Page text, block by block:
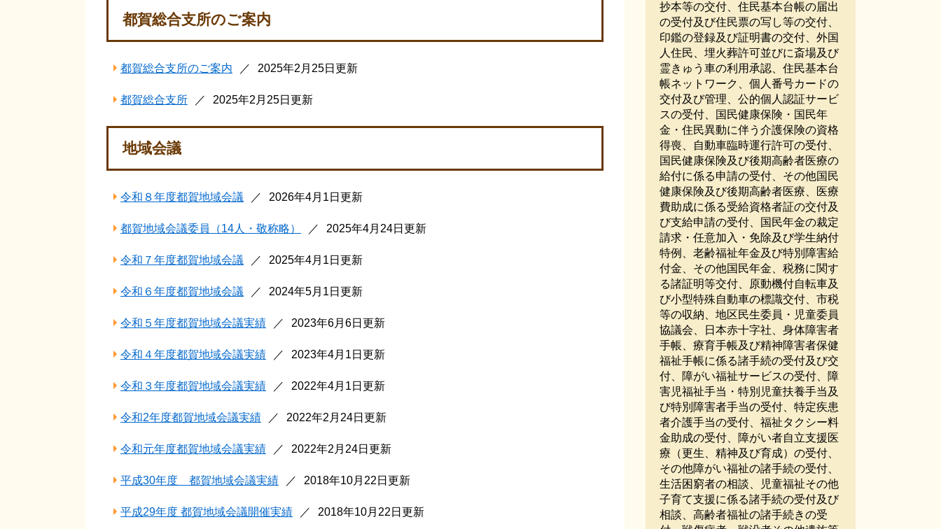
都賀総合支所のご案内
都賀総合支所のご案内 2025年2月25日更新
都賀総合支所 2025年2月25日更新
地域会議
令和８年度都賀地域会議 2026年4月1日更新
都賀地域会議委員（14人・敬称略） 2025年4月24日更新
令和７年度都賀地域会議 2025年4月1日更新
令和６年度都賀地域会議 2024年5月1日更新
令和５年度都賀地域会議実績 2023年6月6日更新
令和４年度都賀地域会議実績 2023年4月1日更新
令和３年度都賀地域会議実績 2022年4月1日更新
令和2年度都賀地域会議実績 2022年2月24日更新
令和元年度都賀地域会議実績 2022年2月24日更新
平成30年度 都賀地域会議実績 2018年10月22日更新
平成29年度 都賀地域会議開催実績 2018年10月22日更新
抄本等の交付、住民基本台帳の届出
の受付及び住民票の写し等の交付、
印鑑の登録及び証明書の交付、外国
人住民、埋火葬許可並びに斎場及び
霊きゅう車の利用承認、住民基本台
帳ネットワーク、個人番号カードの
交付及び管理、公的個人認証サービ
スの受付、国民健康保険・国民年
金・住民異動に伴う介護保険の資格
得喪、自動車臨時運行許可の受付、
国民健康保険及び後期高齢者医療の
給付に係る申請の受付、その他国民
健康保険及び後期高齢者医療、医療
費助成に係る受給資格者証の交付及
び支給申請の受付、国民年金の裁定
請求・任意加入・免除及び学生納付
特例、老齢福祉年金及び特別障害給
付金、その他国民年金、税務に関す
る諸証明等交付、原動機付自転車及
び小型特殊自動車の標識交付、市税
等の収納、地区民生委員・児童委員
協議会、日本赤十字社、身体障害者
手帳、療育手帳及び精神障害者保健
福祉手帳に係る諸手続の受付及び交
付、障がい福祉サービスの受付、障
害児福祉手当・特別児童扶養手当及
び特別障害者手当の受付、特定疾患
者介護手当の受付、福祉タクシー料
金助成の受付、障がい者自立支援医
療（更生、精神及び育成）の受付、
その他障がい福祉の諸手続の受付、
生活困窮者の相談、児童福祉その他
子育て支援に係る諸手続の受付及び
相談、高齢者福祉の諸手続きの受